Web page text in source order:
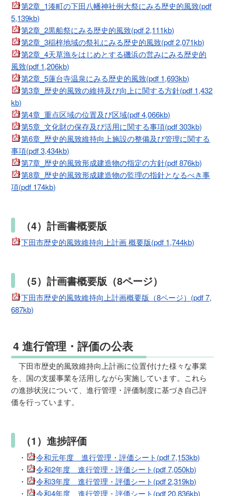
第2章_1湊町の下田八幡神社例大祭にみる歴史的風致(pdf
5,139kb)
第2章_2黒船祭にみる歴史的風致(pdf 2,111kb)
第2章_3稲梓地域の祭礼にみる歴史的風致(pdf 2,071kb)
第2章_4天草漁をはじめとする磯浜の営みにみる歴史的
風致(pdf 1,206kb)
第2章_5蓮台寺温泉にみる歴史的風致(pdf 1,693kb)
第3章_歴史的風致の維持及び向上に関する方針(pdf 1,432
kb)
第4章_重点区域の位置及び区域(pdf 4,066kb)
第5章_文化財の保存及び活用に関する事項(pdf 303kb)
第6章_歴史的風致維持向上施設の整備及び管理に関する
事項(pdf 3,434kb)
第7章_歴史的風致形成建造物の指定の方針(pdf 876kb)
第8章_歴史的風致形成建造物の監理の指針となるべき事
項(pdf 174kb)
（4）計画書概要版
下田市歴史的風致維持向上計画 概要版(pdf 1,744kb)
（5）計画書概要版（8ページ）
下田市歴史的風致維持向上計画概要版（8ページ）(pdf 7,
687kb)
4 進行管理・評価の公表
下田市歴史的風致維持向上計画に位置付けた様々な事業
を、国の支援事業を活用しながら実施しています。これら
の進捗状況について、進行管理・評価制度に基づき自己評
価を行っています。
（1）進捗評価
・
令和元年度 進行管理・評価シート(pdf 7,153kb)
・
令和2年度 進行管理・評価シート(pdf 7,050kb)
・
令和3年度 進行管理・評価シート(pdf 2,319kb)
・
令和4年度 進行管理・評価シート(pdf 20,836kb)